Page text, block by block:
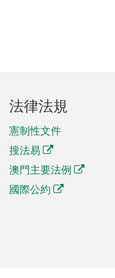
法律法規
憲制性文件
搜法易
澳門主要法例
國際公約